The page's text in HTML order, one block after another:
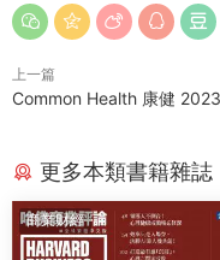
上一篇
Common Health 康健
更多本類書籍雜誌
商業财經